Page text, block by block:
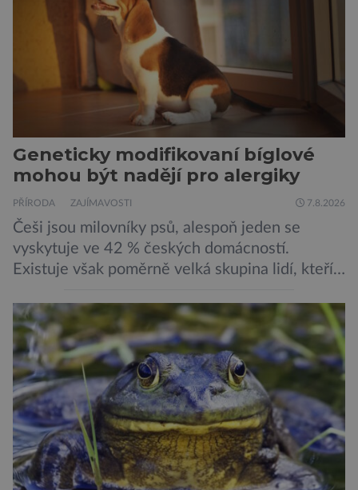
Stanfordovy univerzity a Arc Institute […]
Geneticky modifikovaní bíglové
mohou být nadějí pro alergiky
PŘÍRODA ZAJÍMAVOSTI 7.8.2026
Češi jsou milovníky psů, alespoň jeden se
vyskytuje ve 42 % českých domácností.
Existuje však poměrně velká skupina lidí, kteří
jsou alergičtí. Jejich imunitní systém
přecitlivěle reaguje na proteiny obsažené v
psích slinách, potu, moči a šupinkách kůže,
zachycených v srsti. Vědci nyní geneticky
upravili psy, aby […]